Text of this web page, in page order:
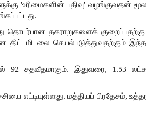
'உரிமைகளின் பதிவு' வழங்குவதன்
.
தொடர்பான தகராறுகளைக்
திட்டமிடலை செயல்படுத்துவதற்கும்
92 சதவீதமாகும். இதுவரை, 1.53
எட்டியுள்ளது.மத்தியப் பிரதேசம்,